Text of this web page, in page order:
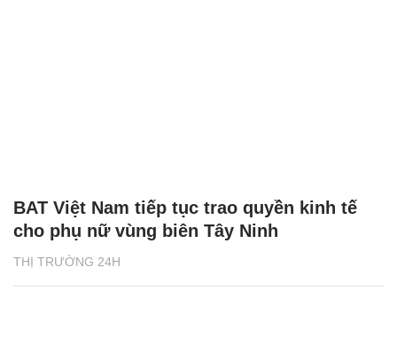
THỊ TRƯỜNG 24H
BAT Việt Nam tiếp tục trao quyền kinh tế
cho phụ nữ vùng biên Tây Ninh